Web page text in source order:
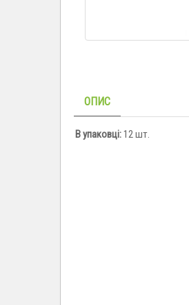
ОПИС
В упаковці:12 шт.